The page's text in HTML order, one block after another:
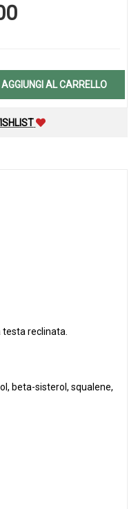
AGGIUNGI AL CARRELLO
reclinata.
beta-sisterol, squalene,